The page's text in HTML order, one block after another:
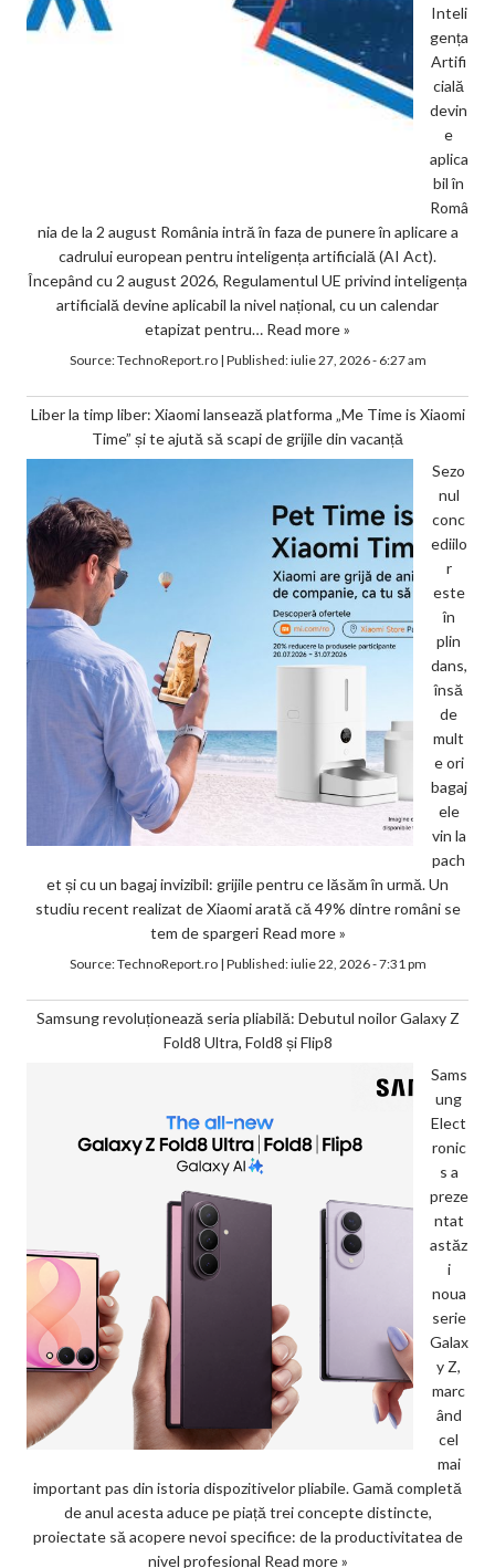
Inteli
gența
Artifi
cială
devin
e
aplica
bil în
Româ
nia de la 2 august România intră în faza de punere în aplicare a
cadrului european pentru inteligența artificială (AI Act).
Începând cu 2 august 2026, Regulamentul UE privind inteligența
artificială devine aplicabil la nivel național, cu un calendar
etapizat pentru… Read more »
Source:TechnoReport.ro| Published:iulie 27, 2026 - 6:27 am
Liber la timp liber: Xiaomi lansează platforma „Me Time is Xiaomi
Time” și te ajută să scapi de grijile din vacanță
Sezo
nul
conc
ediilo
r
este
în
plin
dans,
însă
de
mult
e ori
bagaj
ele
vin la
pach
et și cu un bagaj invizibil: grijile pentru ce lăsăm în urmă. Un
studiu recent realizat de Xiaomi arată că 49% dintre români se
tem de spargeri Read more »
Source:TechnoReport.ro| Published:iulie 22, 2026 - 7:31 pm
Samsung revoluționează seria pliabilă: Debutul noilor Galaxy Z
Fold8 Ultra, Fold8 și Flip8
Sams
ung
Elect
ronic
s a
preze
ntat
astăz
i
noua
serie
Galax
y Z,
marc
ând
cel
mai
important pas din istoria dispozitivelor pliabile. Gamă completă
de anul acesta aduce pe piață trei concepte distincte,
proiectate să acopere nevoi specifice: de la productivitatea de
nivel profesional Read more »